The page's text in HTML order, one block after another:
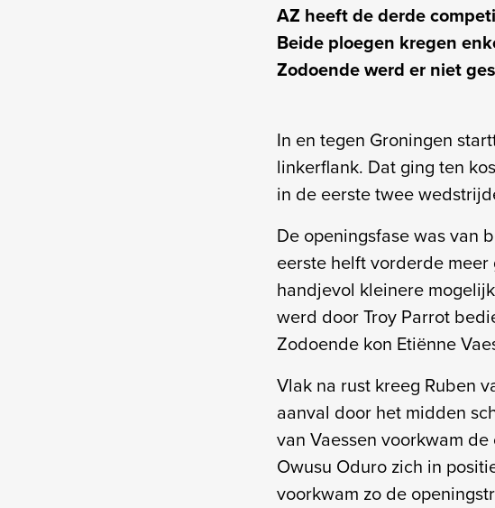
AZ heeft de derde
Beide ploegen kregen
Zodoende werd er niet
In en tegen Groningen
linkerflank. Dat ging ten
in de eerste twee
De openingsfase was van
eerste helft vorderde
handjevol kleinere
werd door Troy Parrot
Zodoende kon Etiënne
Vlak na rust kreeg Ruben
aanval door het midden
van Vaessen voorkwam
Owusu Oduro zich in
voorkwam zo de